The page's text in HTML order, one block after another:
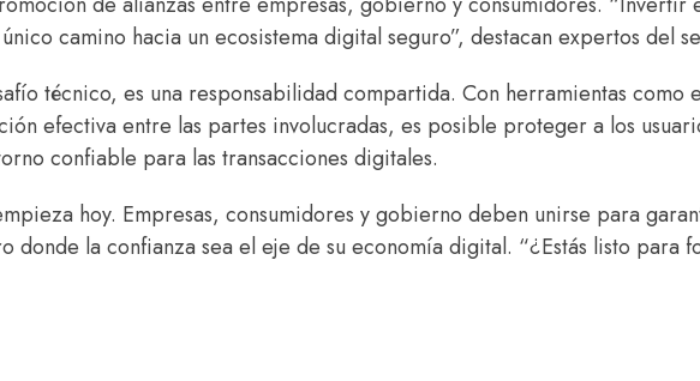
camino hacia un ecosistema digital seguro”, destacan expertos del
técnico, es una responsabilidad compartida. Con herramientas como
efectiva entre las partes involucradas, es posible proteger a los
confiable para las transacciones digitales.
hoy. Empresas, consumidores y gobierno deben unirse para
donde la confianza sea el eje de su economía digital. “¿Estás listo para